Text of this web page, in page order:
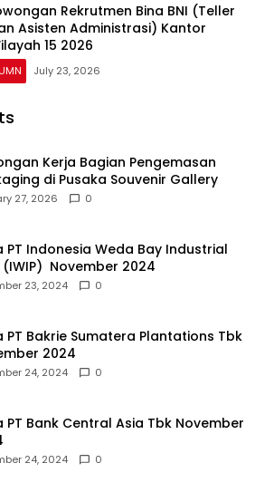
Rekrutmen Bina BNI (Teller
Asisten Administrasi) Kantor
15 2026
July 23, 2026
Kerja Bagian Pengemasan
di Pusaka Souvenir Gallery
27, 2026 0
PT Indonesia Weda Bay Industrial
(IWIP) November 2024
23, 2024 0
PT Bakrie Sumatera Plantations Tbk
2024
24, 2024 0
PT Bank Central Asia Tbk November
24, 2024 0